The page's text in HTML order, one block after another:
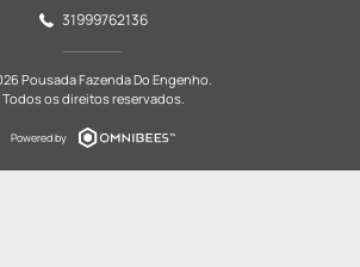
31999762136
Pousada Fazenda Do Engenho.
Todos os direitos reservados.
Powered by